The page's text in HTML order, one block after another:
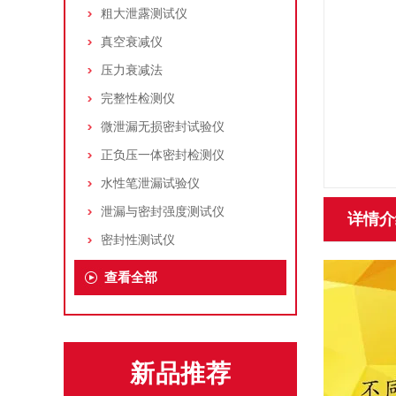
粗大泄露测试仪
真空衰减仪
压力衰减法
完整性检测仪
微泄漏无损密封试验仪
正负压一体密封检测仪
水性笔泄漏试验仪
泄漏与密封强度测试仪
密封性测试仪
查看全部
新品推荐
详情